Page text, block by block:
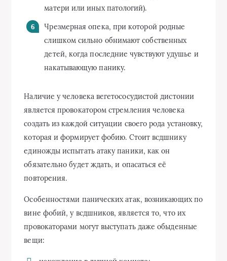
матери или иных патологий).
Чрезмерная опека, при которой родные
слишком сильно обнимают собственных
детей, когда последние чувствуют удушье и
накатывающую панику.
Наличие у человека вегетососудистой дистонии
является провокатором стремления человека
создать из каждой ситуации своего рода установку,
которая и формирует фобию. Стоит всдшнику
единожды испытать атаку паники, как он
обязательно будет ждать, и опасаться её
повторения.
Особенностями панических атак, возникающих по
вине фобий, у всдшников, является то, что их
провокаторами могут выступать даже обыденные
вещи: